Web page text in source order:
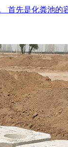
首先是化粪池